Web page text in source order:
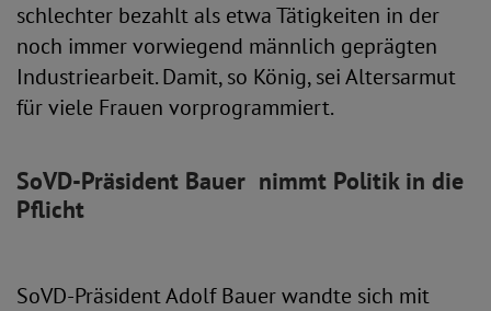
schlechter bezahlt als etwa Tätigkeiten in der
noch immer vorwiegend männlich geprägten
Industriearbeit. Damit, so König, sei Altersarmut
für viele Frauen vorprogrammiert.
SoVD-Präsident Bauer nimmt Politik in die
Pflicht
SoVD-Präsident Adolf Bauer wandte sich mit